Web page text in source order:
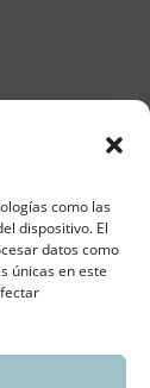
como las
dispositivo. El
datos como
únicas en este